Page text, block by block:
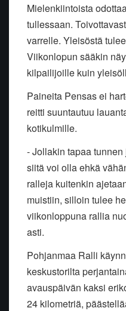
Mielenkiintoista
tullessaan.
varrelle. Yleisöstä
Viikonlopun sääkin
kilpailijoille kuin
Paineita Pensas ei
reitti suuntautuu
kotikulmille.
- Jollakin tapaa
siitä voi olla ehkä
ralleja kuitenkin
muistiin, silloin tulee
viikonloppuna rallia
asti.
Pohjanmaa Ralli
keskustorilta
avauspäivän kaksi
24 kilometriä,